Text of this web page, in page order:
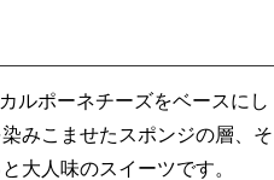
ルポーネチーズをベースにし
みこませたスポンジの層、そ
大人味のスイーツです。